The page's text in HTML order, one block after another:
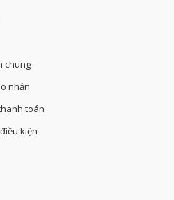
chung
nhận
toán
kiện